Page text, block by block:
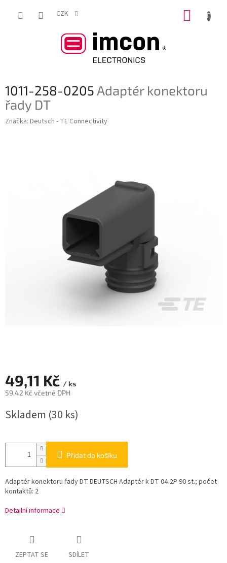
CZK
1011-258-0205Adaptér konektoru
řady DT
Značka: Deutsch - TE Connectivity
49,11 Kč / ks
59,42 Kč včetně DPH
cena:
Skladem (30 ks)
Přidat do košíku
Adaptér konektoru řady DT DEUTSCH Adaptér k DT 04-2P 90 st.; počet
kontaktů: 2
Detailní informace
ZEPTAT SE SDÍLET